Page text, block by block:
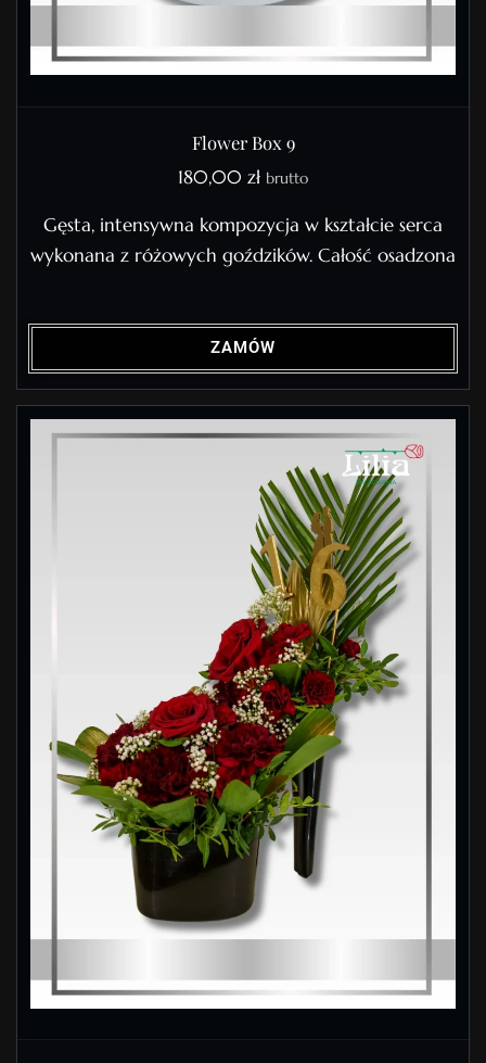
Flower Box 9
180,00 zł brutto
Gęsta, intensywna kompozycja w kształcie serca
wykonana z różowych goździków. Całość osadzona
ZAMÓW